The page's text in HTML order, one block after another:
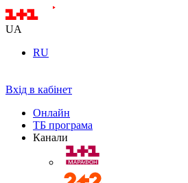
UA
RU
Вхід в кабінет
Онлайн
ТБ програма
Канали